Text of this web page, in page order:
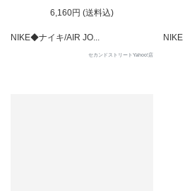
6,160円 (送料込)
NIKE◆ナイキ/AIR JO...
セカンドストリートYahoo!店